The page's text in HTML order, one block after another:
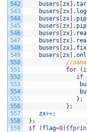
542
543
544
545
546
547
548
549
550
551
552
553
554
555
556
557
558
559
busers
zx .
busers
zx .
busers
zx .
busers
zx .
busers
zx .
busers
zx .
busers
zx .
busers
zx .
//
for
(
if
} ;
} ;
zx++;
} ;
if
( flag=0) {